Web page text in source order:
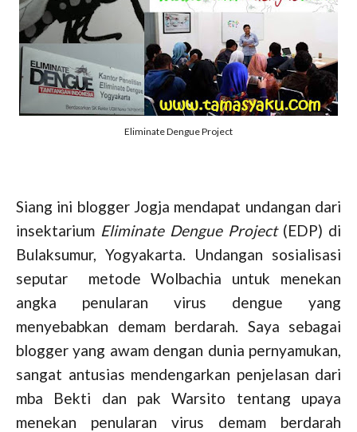
Eliminate Dengue Project
Siang ini blogger Jogja mendapat undangan dari
insektarium Eliminate Dengue Project (EDP) di
Bulaksumur, Yogyakarta. Undangan sosialisasi
seputar
metode Wolbachia untuk menekan
angka penularan virus dengue yang
menyebabkan demam berdarah. Saya sebagai
blogger yang awam dengan dunia pernyamukan,
sangat antusias mendengarkan penjelasan dari
mba Bekti dan pak Warsito tentang upaya
menekan penularan virus demam berdarah